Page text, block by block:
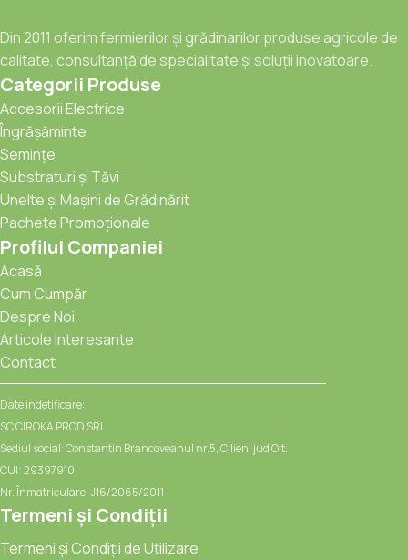
Din 2011 oferim fermierilor și grădinarilor produse agricole de
calitate, consultanță de specialitate și soluții inovatoare.
Categorii Produse
Accesorii Electrice
Îngrășăminte
Semințe
Substraturi și Tăvi
Unelte și Mașini de Grădinărit
Pachete Promoționale
Profilul Companiei
Acasă
Cum Cumpăr
Despre Noi
Articole Interesante
Contact
Date indetificare:
SC CIROKA PROD SRL
Sediul social: Constantin Brancoveanul nr.5, Cilieni jud Olt.
CUI: 29397910
Nr. Înmatriculare: J16/2065/2011
Termeni și Condiții
Termeni și Condiții de Utilizare